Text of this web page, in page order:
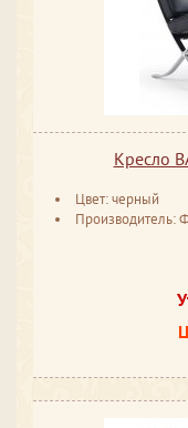
Кресло
Цвет: черный
Производитель: